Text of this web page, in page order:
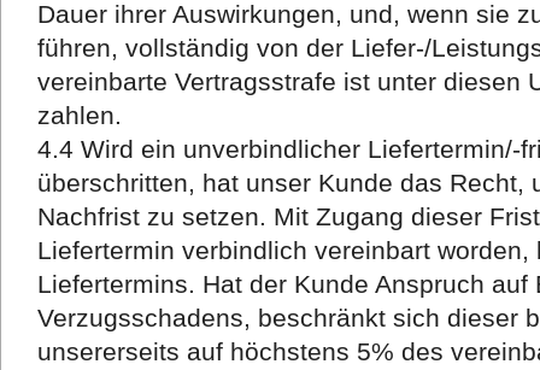
Dauer ihrer Auswirkungen, und, wenn sie
führen, vollständig von der Liefer-/
vereinbarte Vertragsstrafe ist unter diesen
zahlen.
4.4 Wird ein unverbindlicher Liefertermin/-
überschritten, hat unser Kunde das Recht,
Nachfrist zu setzen. Mit Zugang dieser
Liefertermin verbindlich vereinbart worden,
Liefertermins. Hat der Kunde Anspruch auf
Verzugsschadens, beschränkt sich dieser
unsererseits auf höchstens 5% des